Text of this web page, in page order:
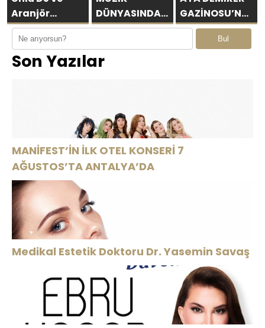
Aranjör
Mahmut
Görgen’den
Yeni
DÜNYASINDA
DEVRİM:
YAPAY ZEKÂ
İMZASI!
GAZİNOSU’NA
ALTINOLUK’TA
BİNLERCE
Bul
Son Yazılar
MANİFEST’İN İLK OTEL KONSERİ 7
AĞUSTOS’TA ANTALYA’DA
Medikal Estetik Doktoru Dr. Yasemin Savaş